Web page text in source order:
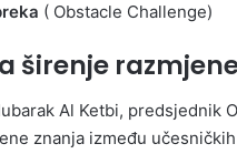
( Obstacle Challenge)
širenje
Al Ketbi, predsjednik
znanja između